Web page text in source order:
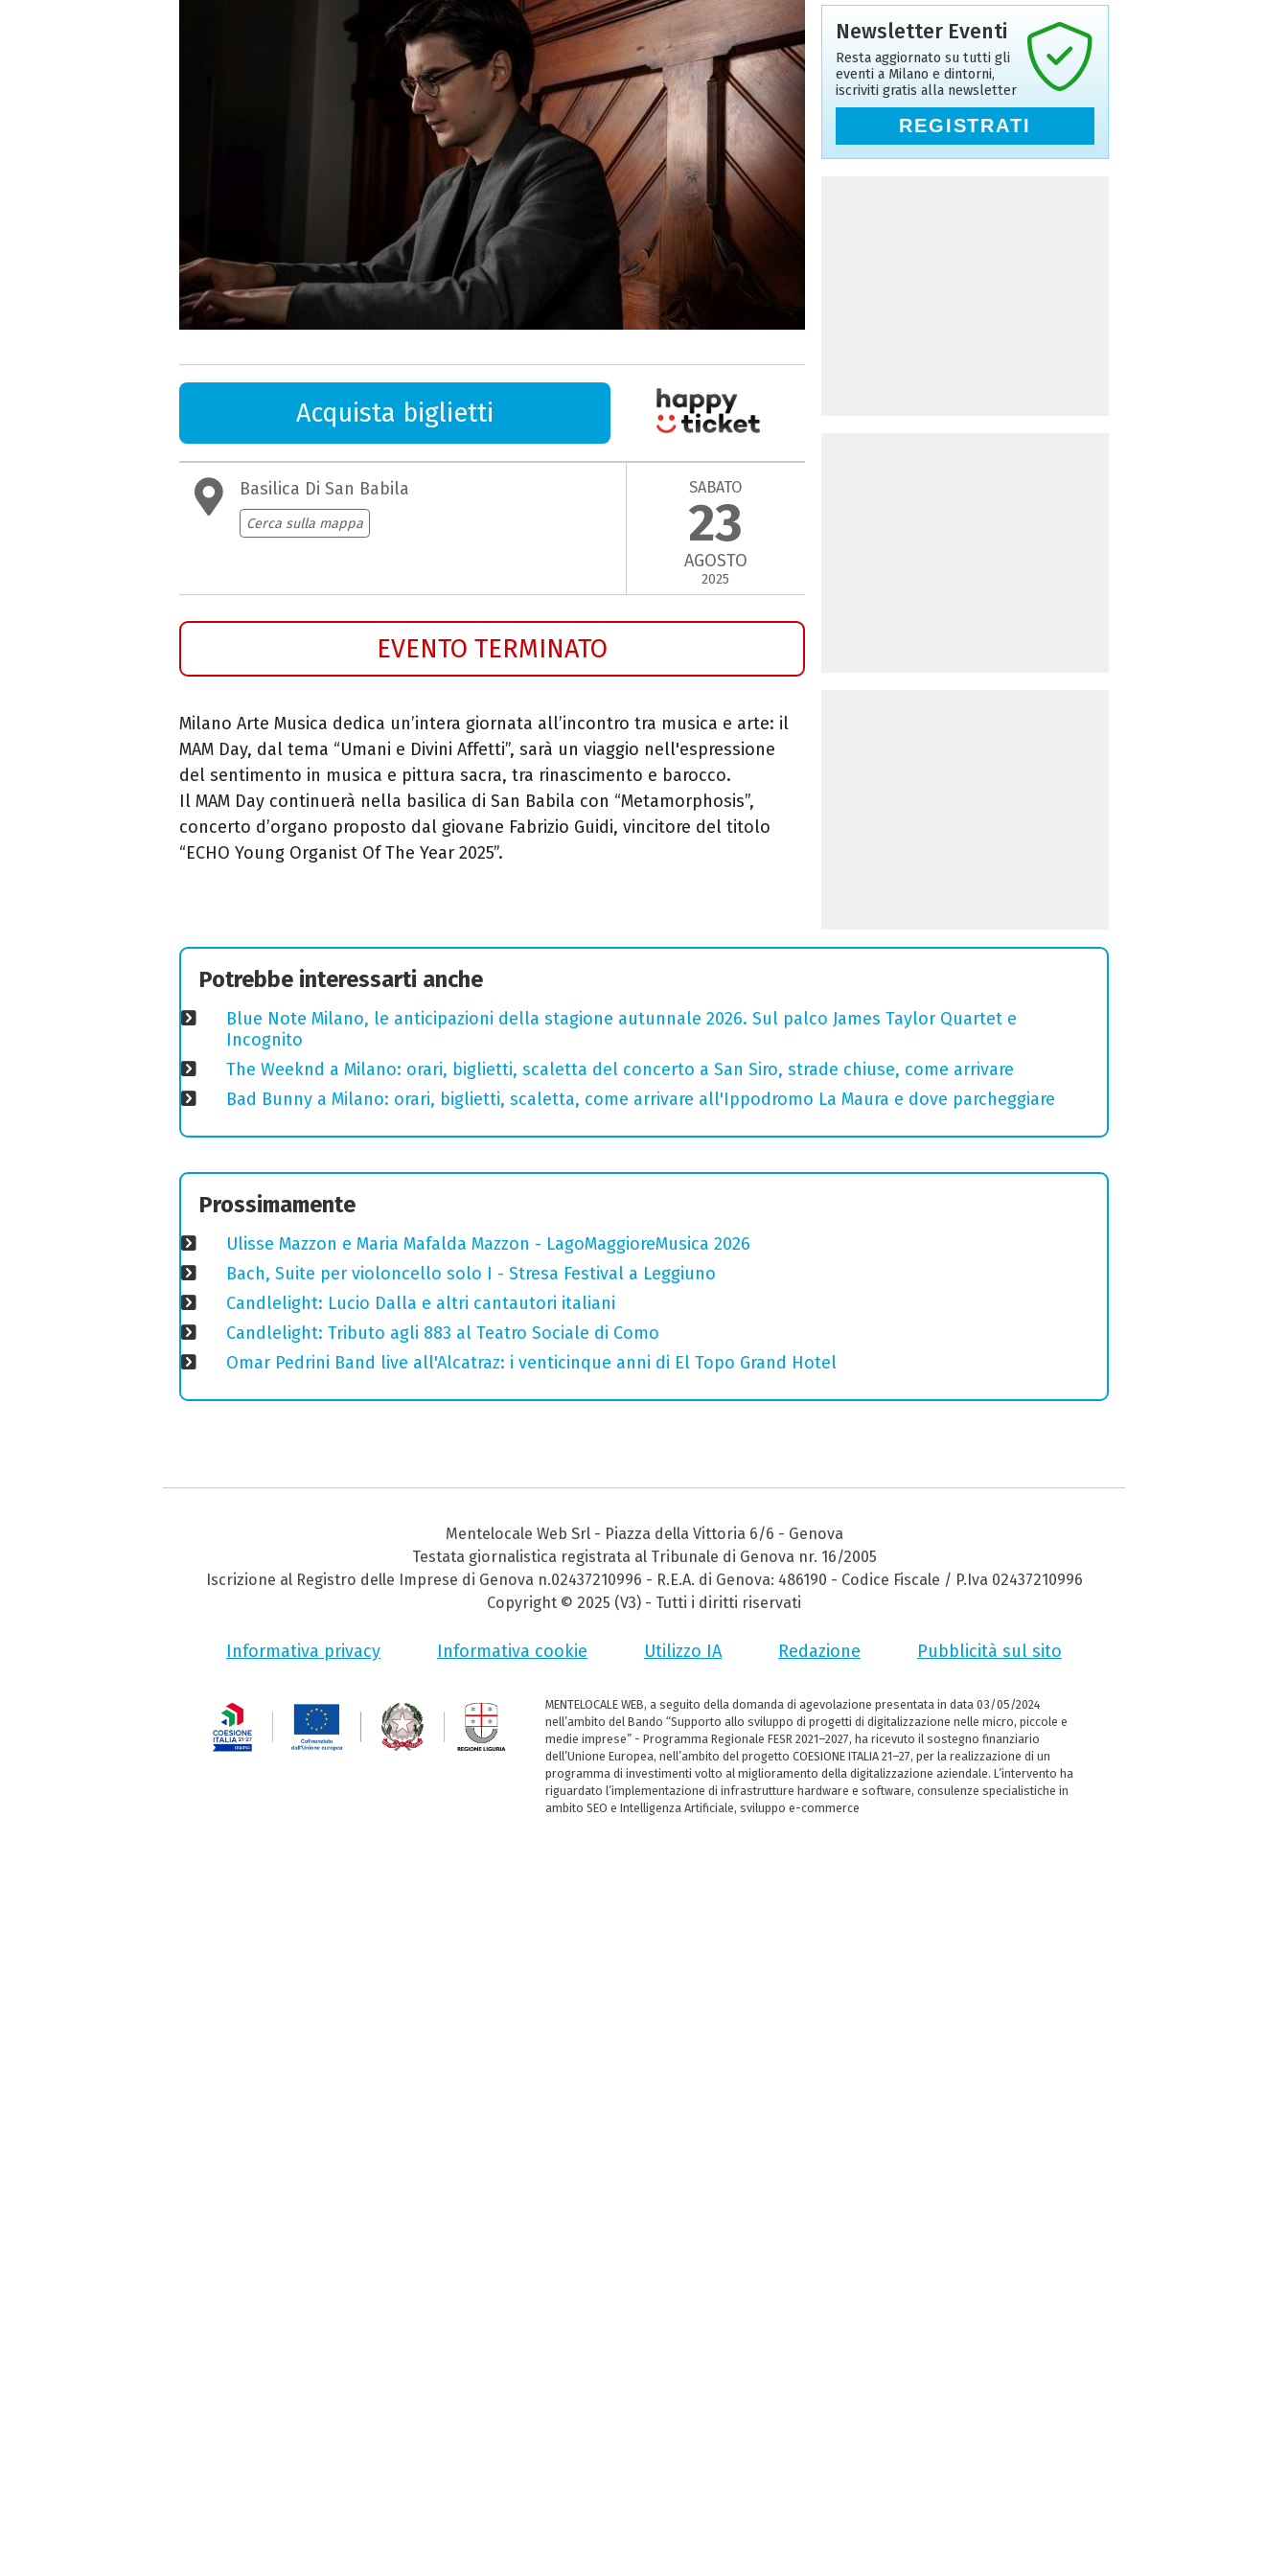
Acquista biglietti
Basilica Di San Babila
Cerca sulla mappa
SABATO
23
AGOSTO
2025
EVENTO TERMINATO
Milano Arte Musica dedica un’intera giornata all’incontro tra musica e arte: il
MAM Day, dal tema “Umani e Divini Affetti”, sarà un viaggio nell'espressione
del sentimento in musica e pittura sacra, tra rinascimento e barocco.
Il MAM Day continuerà nella basilica di San Babila con “Metamorphosis”,
concerto d’organo proposto dal giovane Fabrizio Guidi, vincitore del titolo
“ECHO Young Organist Of The Year 2025”.
Newsletter Eventi
Resta aggiornato su tutti gli
eventi a Milano e dintorni,
iscriviti gratis alla newsletter
REGISTRATI
Potrebbe interessarti anche
Blue Note Milano, le anticipazioni della stagione autunnale 2026. Sul palco James Taylor Quartet e
Incognito
The Weeknd a Milano: orari, biglietti, scaletta del concerto a San Siro, strade chiuse, come arrivare
Bad Bunny a Milano: orari, biglietti, scaletta, come arrivare all'Ippodromo La Maura e dove parcheggiare
Prossimamente
Ulisse Mazzon e Maria Mafalda Mazzon - LagoMaggioreMusica 2026
Bach, Suite per violoncello solo I - Stresa Festival a Leggiuno
Candlelight: Lucio Dalla e altri cantautori italiani
Candlelight: Tributo agli 883 al Teatro Sociale di Como
Omar Pedrini Band live all'Alcatraz: i venticinque anni di El Topo Grand Hotel
Mentelocale Web Srl - Piazza della Vittoria 6/6 - Genova
Testata giornalistica registrata al Tribunale di Genova nr. 16/2005
Iscrizione al Registro delle Imprese di Genova n.02437210996 - R.E.A. di Genova: 486190 - Codice Fiscale / P.Iva 02437210996
Copyright © 2025 (V3) - Tutti i diritti riservati
Informativa privacy Informativa cookie Utilizzo IA Redazione Pubblicità sul sito
MENTELOCALE WEB, a seguito della domanda di agevolazione presentata in data 03/05/2024
nell’ambito del Bando “Supporto allo sviluppo di progetti di digitalizzazione nelle micro, piccole e
medie imprese” - Programma Regionale FESR 2021–2027, ha ricevuto il sostegno finanziario
dell’Unione Europea, nell’ambito del progetto COESIONE ITALIA 21–27, per la realizzazione di un
programma di investimenti volto al miglioramento della digitalizzazione aziendale. L’intervento ha
riguardato l’implementazione di infrastrutture hardware e software, consulenze specialistiche in
ambito SEO e Intelligenza Artificiale, sviluppo e-commerce